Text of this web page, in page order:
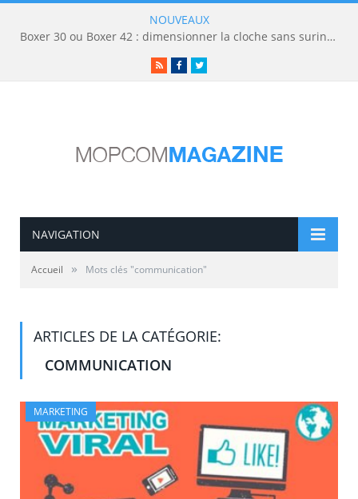
NOUVEAUX
Boxer 30 ou Boxer 42 : dimensionner la cloche sans surinvestir
RSSFacebookTwitter
NAVIGATION
Accueil » Mots clés "communication"
ARTICLES DE LA CATÉGORIE:
COMMUNICATION
MARKETING